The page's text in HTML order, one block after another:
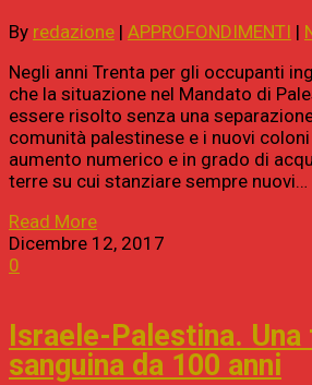
By redazione | APPROFONDIMENTI |
Negli anni Trenta per gli occupanti
che la situazione nel Mandato di
essere risolto senza una
comunità palestinese e i nuovi
aumento numerico e in grado di
terre su cui stanziare sempre nuovi…
Read More
Dicembre 12, 2017
0
Israele-Palestina.
sanguina da 100 anni